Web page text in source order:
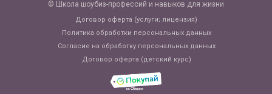
Давайте мы расскажем Вам ещё
больше интересного по
© Школа шоубиз-профессий и навыков для жизни
Договор оферта (услуги; лицензия)
Политика обработки персональных данных
Договор оферта (детский курс)
Согласие на обработку персональных данных